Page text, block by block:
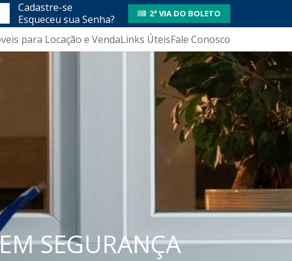
Cadastre-se
Esqueceu sua Senha?
2ª VIA DO BOLETO
para Locação e VendaLinks ÚteisFale Conosco
SEGURANÇA